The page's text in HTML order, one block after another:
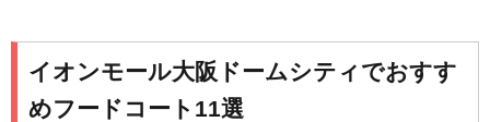
イオンモール大阪ドームシティでおすす
めフードコート11選